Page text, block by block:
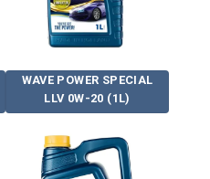
WAVE POWER SPECIAL
LLV 0W-20 (1L)